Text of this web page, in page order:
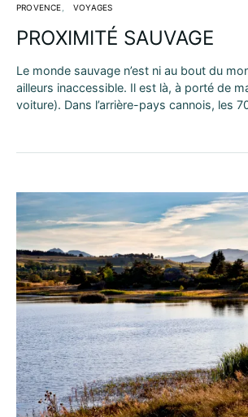
PROVENCE VOYAGES
PROXIMITÉ SAUVAGE
Le monde sauvage n’est ni au bout du
ailleurs inaccessible. Il est là, à porté de
voiture). Dans l’arrière-pays cannois, les